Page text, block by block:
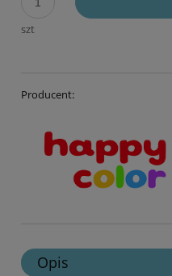
szt
Producent:
Opis